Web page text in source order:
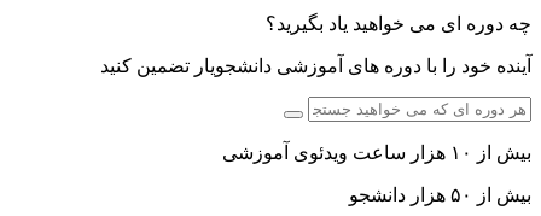
چه دوره ای می خواهید یاد بگیرید؟
آینده خود را با دوره های آموزشی دانشجویار تضمین کنید
بیش از ۱۰ هزار ساعت ویدئوی آموزشی
بیش از ۵۰ هزار دانشجو